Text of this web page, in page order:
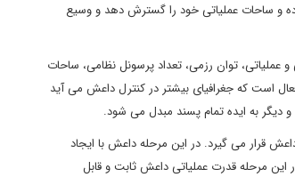
و ساحات عملیاتی خود را گسترش دهد و وسیع
عملیاتی، توان رزمی، تعداد پرسونل نظامی، ساحات
است که جغرافیای بیشتر در کنترل داعش می آید
به ایده تمام پسند مبدل می شود.
قرار می گیرد. در این مرحله داعش با ایجاد
این مرحله قدرت عملیاتی داعش ثابت و قابل